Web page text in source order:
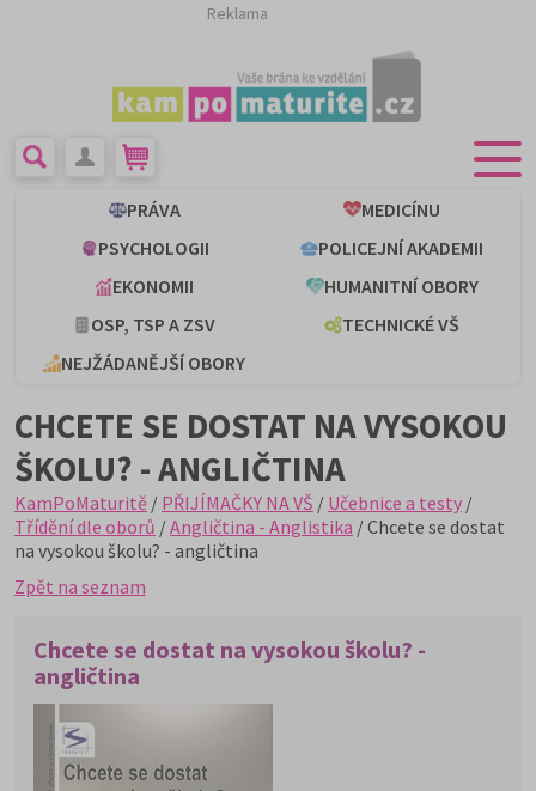
Reklama
PRÁVA
MEDICÍNU
PSYCHOLOGII
POLICEJNÍ AKADEMII
EKONOMII
HUMANITNÍ OBORY
OSP, TSP A ZSV
TECHNICKÉ VŠ
NEJŽÁDANĚJŠÍ OBORY
CHCETE SE DOSTAT NA VYSOKOU
ŠKOLU? - ANGLIČTINA
KamPoMaturitě / PŘIJÍMAČKY NA VŠ / Učebnice a testy /
Třídění dle oborů /Angličtina - Anglistika / Chcete se dostat
na vysokou školu? - angličtina
Zpět na seznam
Chcete se dostat na vysokou školu? -
angličtina